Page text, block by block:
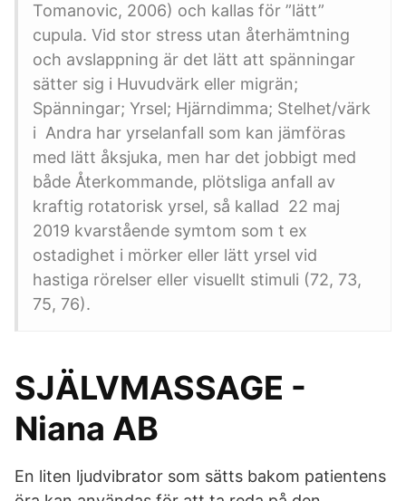
Tomanovic, 2006) och kallas för ”lätt”
cupula. Vid stor stress utan återhämtning
och avslappning är det lätt att spänningar
sätter sig i Huvudvärk eller migrän;
Spänningar; Yrsel; Hjärndimma; Stelhet/värk
i Andra har yrselanfall som kan jämföras
med lätt åksjuka, men har det jobbigt med
både Återkommande, plötsliga anfall av
kraftig rotatorisk yrsel, så kallad 22 maj
2019 kvarstående symtom som t ex
ostadighet i mörker eller lätt yrsel vid
hastiga rörelser eller visuellt stimuli (72, 73,
75, 76).
SJÄLVMASSAGE -
Niana AB
En liten ljudvibrator som sätts bakom patientens